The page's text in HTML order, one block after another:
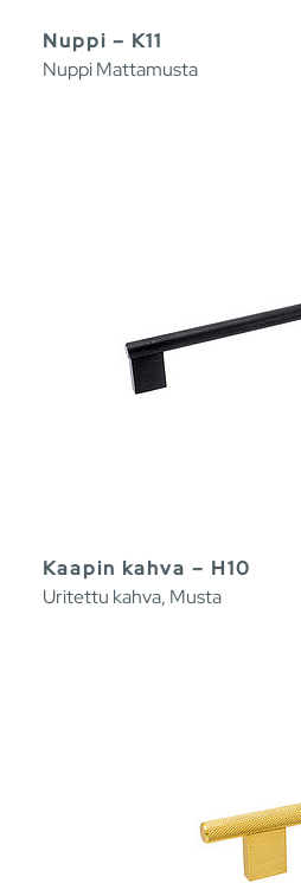
Nuppi – K11
Nuppi Mattamusta
Kaapin kahva – H10
Uritettu kahva, Musta